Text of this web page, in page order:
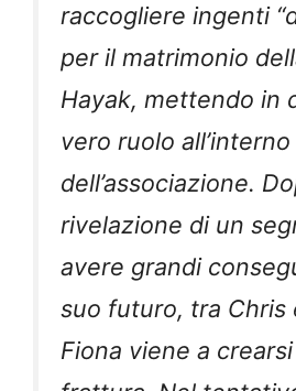
raccogliere ingenti
per il matrimonio
Hayak, mettendo in
vero ruolo all’interno
dell’associazione.
rivelazione di un
avere grandi
suo futuro, tra Chris
Fiona viene a